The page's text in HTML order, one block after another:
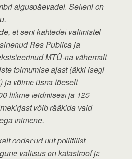
alguspäevadel. Selleni on
et seni kahtedel valimistel
Res Publica ja
MTÜ-na vähemalt
toimumise ajast (äkki isegi
ja võime üsna tõeselt
liikme leidmisest ja 125
võib rääkida vaid
inimene.
oodanud uut poliitilist
valitsus on katastroof ja